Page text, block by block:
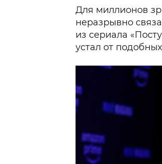
Для миллионов
неразрывно
из сериала
устал от